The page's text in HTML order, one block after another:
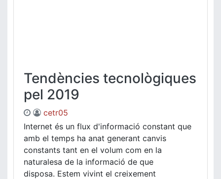
Tendències tecnològiques
pel 2019
cetr05
Internet és un flux d'informació constant que
amb el temps ha anat generant canvis
constants tant en el volum com en la
naturalesa de la informació de que
disposa. Estem vivint el creixement